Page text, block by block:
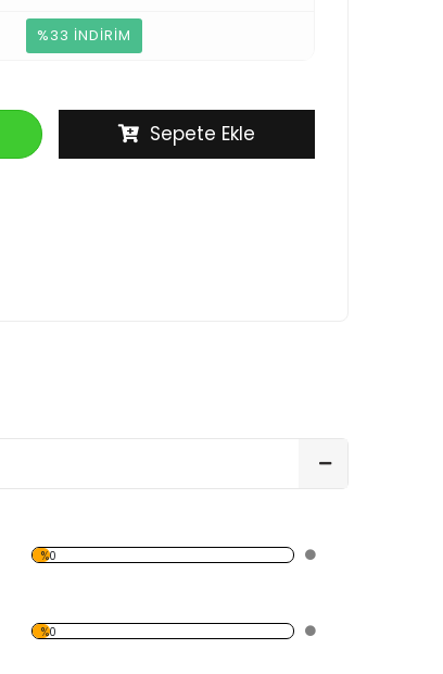
%33 İNDİRİM
Sepete Ekle
%0
%0